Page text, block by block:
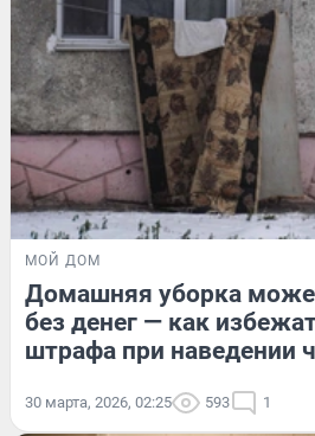
МОЙ ДОМ
Домашняя уборка
без денег — как
штрафа при наведении
30 марта, 2026, 02:25 593 1